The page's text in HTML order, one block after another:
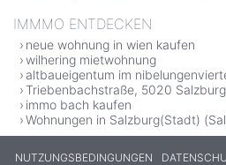
IMMMO ENTDECKEN
neue wohnung in wien kaufen
wilhering mietwohnung
altbaueigentum im
Triebenbachstraße, 5020 Salzburg
immo bach kaufen
Wohnungen in Salzburg(Stadt)
NUTZUNGSBEDINGUNGEN